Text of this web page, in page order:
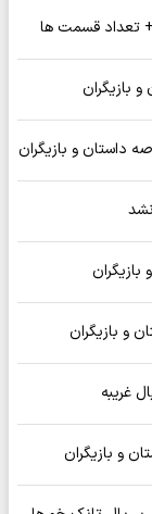
تعداد قسمت ها
بازیگران
و بازیگران
و بازیگران
غریبه
و بازیگران